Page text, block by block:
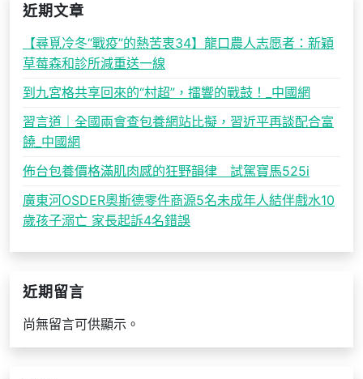
近期文章
【尋覓冷冬“戰疫”的熱苦衷34】龍口農人志愿者：新穎
草莓森和診所減重送一線
到九宮格共享回來的“村超”，擂響的戰鼓！_中國網
習言道｜全國兩會查包養網站比擬，習近平再談配合富
饒_中國網
佈台包養價格滿肌肉感的狂野韻律 試駕寶馬525i
廣東河OSDER奧斯德零件商源5名未成年人結伴戲水10
歲孩子溺亡 家長起訴4名錯誤
近期留言
尚無留言可供顯示。